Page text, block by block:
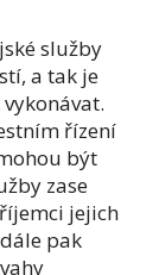
služby
a tak je
řízení
být
zase
jejich
pak